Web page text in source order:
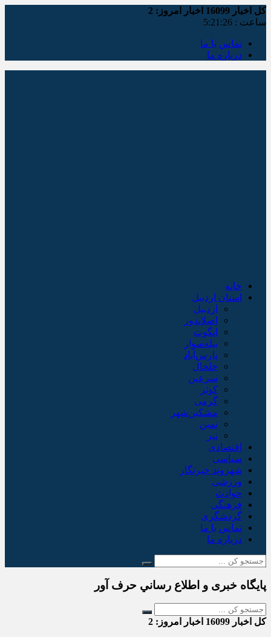
کل اخبار اخبار امروز: 2
ساعت : 5:21:26
تماس با ما
درباره ما
خانه
استان اردبیل
اردبیل
اصلاندوز
انگوت
بیله‌سوار
پارس‌آباد
خلخال
سرعین
کوثر
گرمی
مشکین‌شهر
نمین
نیر
اقتصادی
سیاسی
شهروند خبرنگار
ورزشی
حوادث
فرهنگی
گردشگری
تماس با ما
درباره ما
پایگاه خبری و اطلاع رساني حرف آور
کل اخبار اخبار امروز: 2